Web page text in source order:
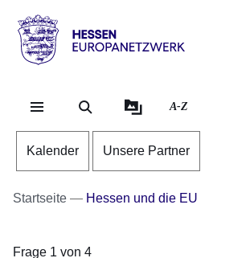
Hessen
Europanetzwerk
A-Z
Kalender Unsere Partner
Startseite Hessen und die EU
Frage 1 von 4